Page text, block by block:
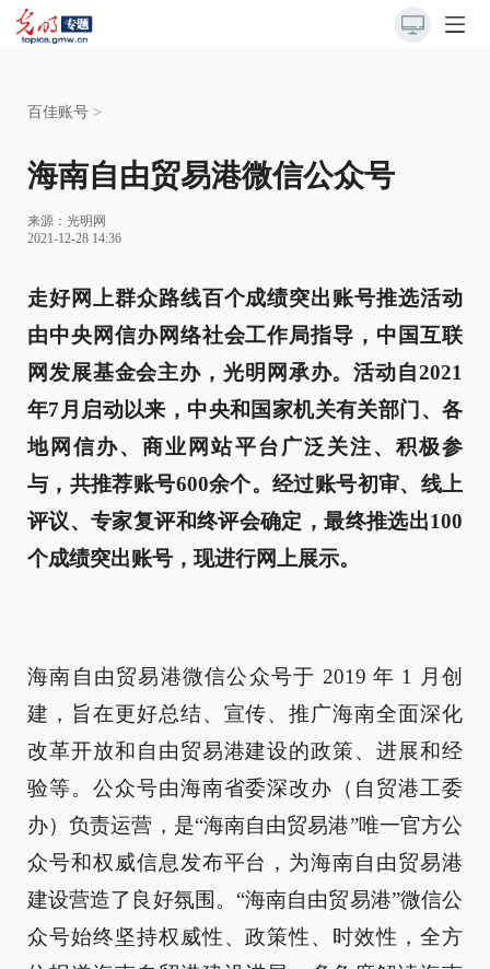
百佳账号 >
海南自由贸易港微信公众号
来源：光明网
2021-12-28 14:36
走好网上群众路线百个成绩突出账号推选活动
由中央网信办网络社会工作局指导，中国互联
网发展基金会主办，光明网承办。活动自2021
年7月启动以来，中央和国家机关有关部门、各
地网信办、商业网站平台广泛关注、积极参
与，共推荐账号600余个。经过账号初审、线上
评议、专家复评和终评会确定，最终推选出100
个成绩突出账号，现进行网上展示。
海南自由贸易港微信公众号于 2019 年 1 月创
建，旨在更好总结、宣传、推广海南全面深化
改革开放和自由贸易港建设的政策、进展和经
验等。公众号由海南省委深改办（自贸港工委
办）负责运营，是“海南自由贸易港”唯一官方公
众号和权威信息发布平台，为海南自由贸易港
建设营造了良好氛围。“海南自由贸易港”微信公
众号始终坚持权威性、政策性、时效性，全方